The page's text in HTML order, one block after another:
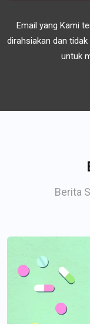
Email yang Kami
dirahsiakan dan
untuk
Berita